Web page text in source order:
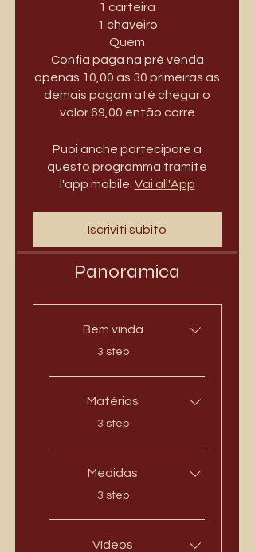
1 carteira
1 chaveiro
Quem
Confia paga na pré venda
apenas 10,00 as 30 primeiras as
demais pagam até chegar o
valor 69,00 então corre
Puoi anche partecipare a
questo programma tramite
l'app mobile. Vai all'App
Iscriviti subito
Panoramica
Bem vinda
.
3 step
Matérias
.
3 step
Medidas
.
3 step
Vídeos